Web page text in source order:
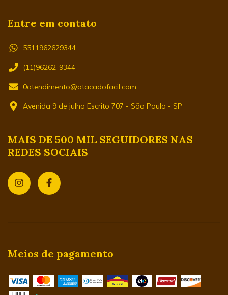
Entre em contato
5511962629344
(11)96262-9344
0atendimento@atacadofacil.com
Avenida 9 de julho Escrito 707 - São Paulo - SP
MAIS DE 500 MIL SEGUIDORES NAS
REDES SOCIAIS
Meios de pagamento